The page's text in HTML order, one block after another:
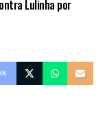
Lulinha por